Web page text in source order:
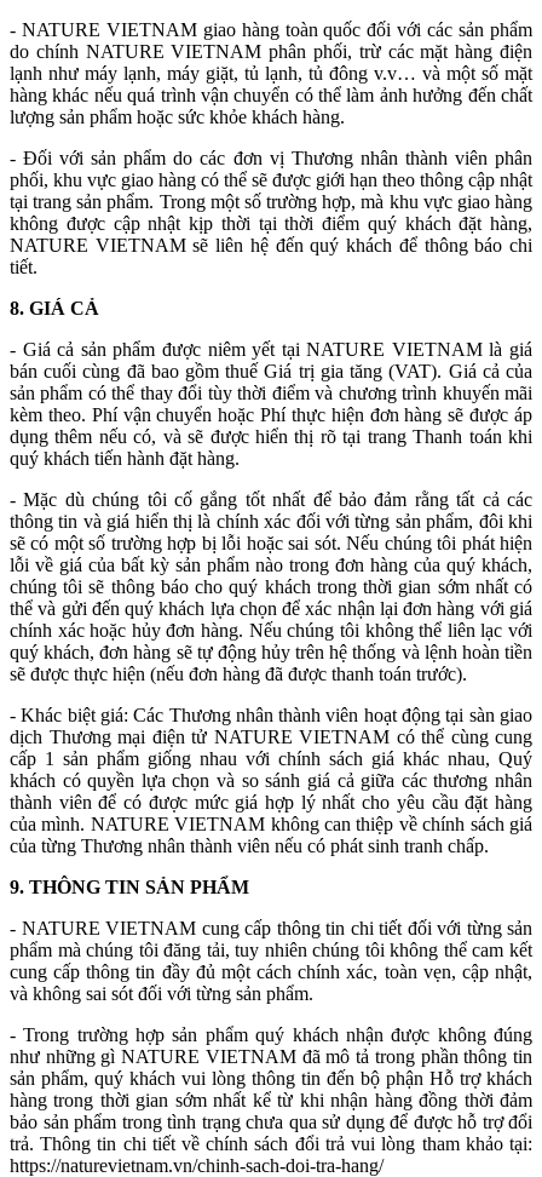
- NATURE VIETNAM giao hàng toàn quốc đối với các sản phẩm
do chính NATURE VIETNAM phân phối, trừ các mặt hàng điện
lạnh như máy lạnh, máy giặt, tủ lạnh, tủ đông v.v… và một số mặt
hàng khác nếu quá trình vận chuyển có thể làm ảnh hưởng đến chất
lượng sản phẩm hoặc sức khỏe khách hàng.
- Đối với sản phẩm do các đơn vị Thương nhân thành viên phân
phối, khu vực giao hàng có thể sẽ được giới hạn theo thông cập nhật
tại trang sản phẩm. Trong một số trường hợp, mà khu vực giao hàng
không được cập nhật kịp thời tại thời điểm quý khách đặt hàng,
NATURE VIETNAM sẽ liên hệ đến quý khách để thông báo chi
tiết.
8. GIÁ CẢ
- Giá cả sản phẩm được niêm yết tại NATURE VIETNAM là giá
bán cuối cùng đã bao gồm thuế Giá trị gia tăng (VAT). Giá cả của
sản phẩm có thể thay đổi tùy thời điểm và chương trình khuyến mãi
kèm theo. Phí vận chuyển hoặc Phí thực hiện đơn hàng sẽ được áp
dụng thêm nếu có, và sẽ được hiển thị rõ tại trang Thanh toán khi
quý khách tiến hành đặt hàng.
- Mặc dù chúng tôi cố gắng tốt nhất để bảo đảm rằng tất cả các
thông tin và giá hiển thị là chính xác đối với từng sản phẩm, đôi khi
sẽ có một số trường hợp bị lỗi hoặc sai sót. Nếu chúng tôi phát hiện
lỗi về giá của bất kỳ sản phẩm nào trong đơn hàng của quý khách,
chúng tôi sẽ thông báo cho quý khách trong thời gian sớm nhất có
thể và gửi đến quý khách lựa chọn để xác nhận lại đơn hàng với giá
chính xác hoặc hủy đơn hàng. Nếu chúng tôi không thể liên lạc với
quý khách, đơn hàng sẽ tự động hủy trên hệ thống và lệnh hoàn tiền
sẽ được thực hiện (nếu đơn hàng đã được thanh toán trước).
- Khác biệt giá: Các Thương nhân thành viên hoạt động tại sàn giao
dịch Thương mại điện tử NATURE VIETNAM có thể cùng cung
cấp 1 sản phẩm giống nhau với chính sách giá khác nhau, Quý
khách có quyền lựa chọn và so sánh giá cả giữa các thương nhân
thành viên để có được mức giá hợp lý nhất cho yêu cầu đặt hàng
của mình. NATURE VIETNAM không can thiệp về chính sách giá
của từng Thương nhân thành viên nếu có phát sinh tranh chấp.
9. THÔNG TIN SẢN PHẨM
- NATURE VIETNAM cung cấp thông tin chi tiết đối với từng sản
phẩm mà chúng tôi đăng tải, tuy nhiên chúng tôi không thể cam kết
cung cấp thông tin đầy đủ một cách chính xác, toàn vẹn, cập nhật,
và không sai sót đối với từng sản phẩm.
- Trong trường hợp sản phẩm quý khách nhận được không đúng
như những gì NATURE VIETNAM đã mô tả trong phần thông tin
sản phẩm, quý khách vui lòng thông tin đến bộ phận Hỗ trợ khách
hàng trong thời gian sớm nhất kể từ khi nhận hàng đồng thời đảm
bảo sản phẩm trong tình trạng chưa qua sử dụng để được hỗ trợ đổi
trả. Thông tin chi tiết về chính sách đổi trả vui lòng tham khảo tại:
https://naturevietnam.vn/chinh-sach-doi-tra-hang/